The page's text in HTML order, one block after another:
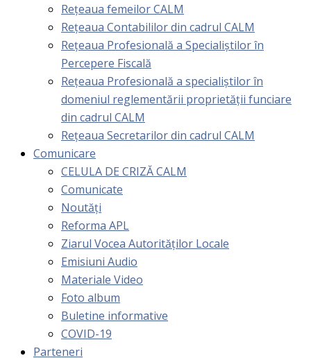
Rețeaua femeilor CALM
Rețeaua Contabililor din cadrul CALM
Rețeaua Profesională a Specialiștilor în
Percepere Fiscală
Reţeaua Profesională a specialiştilor în
domeniul reglementării proprietăţii funciare
din cadrul CALM
Rețeaua Secretarilor din cadrul CALM
Comunicare
CELULA DE CRIZĂ CALM
Comunicate
Noutăți
Reforma APL
Ziarul Vocea Autorităților Locale
Emisiuni Audio
Materiale Video
Foto album
Buletine informative
COVID-19
Parteneri